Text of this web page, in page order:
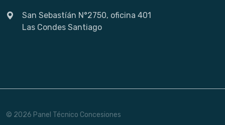
San Sebastíán N°2750, oficina 401
Las Condes Santiago
© 2026 Panel Técnico Concesiones